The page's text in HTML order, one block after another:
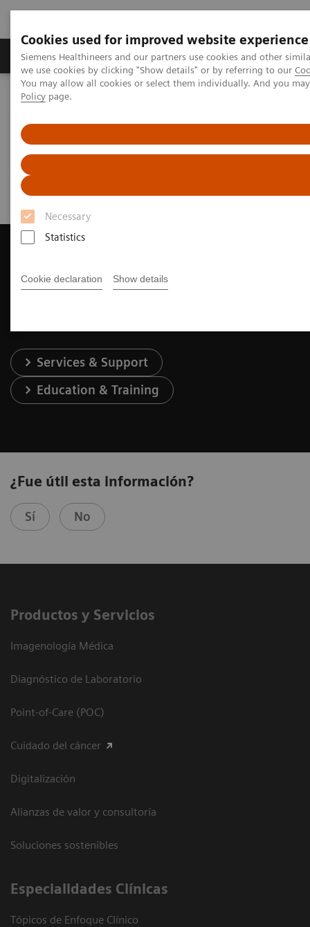
Cookies used for improved website experience
Siemens Healthineers and our partners use cookies and other
we use cookies by clicking "Show details" or by referring to our
You may allow all cookies or select them individually. And you
Policy page.
Necessary
Statistics
Cookie declaration Show details
Productos y servicios Especialidades Clínicas
Siemens Healthineers Latinoamérica
Request a Quote
Contact Us
Services & Support
Education & Training
¿Fue útil esta información?
Sí No
Productos y Servicios
Imagenología Médica
Diagnóstico de Laboratorio
Point-of-Care (POC)
Cuidado del cáncer
Digitalización
Alianzas de valor y consultoría
Soluciones sostenibles
Especialidades Clínicas
Tópicos de Enfoque Clínico